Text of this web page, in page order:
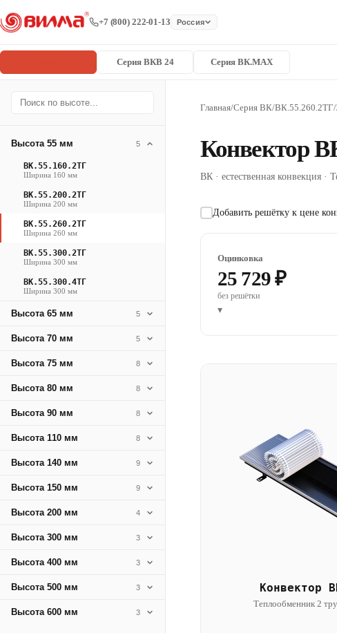
+7 (800) 222-01-13 Россия
Серия ВКВ 24 Серия ВК.MAX
Высота 55 мм 5
ВК.55.160.2ТГ
Ширина 160 мм
ВК.55.200.2ТГ
Ширина 200 мм
ВК.55.260.2ТГ
Ширина 260 мм
ВК.55.300.2ТГ
Ширина 300 мм
ВК.55.300.4ТГ
Ширина 300 мм
Высота 65 мм 5
Высота 70 мм 5
Высота 75 мм 8
Высота 80 мм 8
Высота 90 мм 8
Высота 110 мм 8
Высота 140 мм 9
Высота 150 мм 9
Высота 200 мм 4
Высота 300 мм 3
Высота 400 мм 3
Высота 500 мм 3
Высота 600 мм 3
Главная/Серия ВК/ВК.55.260.2ТГ/
Конвектор
ВК · естественная конвекция ·
Добавить решётку к цене
Оцинковка
25 729 ₽
без решётки
▾
Конвектор
Теплообменник 2